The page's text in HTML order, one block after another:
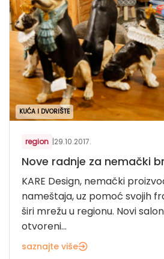
KUĆA I DVORIŠTE
region |29.10.2017.
Nove radnje za nemački
KARE Design, nemački
nameštaja, uz pomoć svojih
širi mrežu u regionu. Novi
otvoreni...
saznajte više